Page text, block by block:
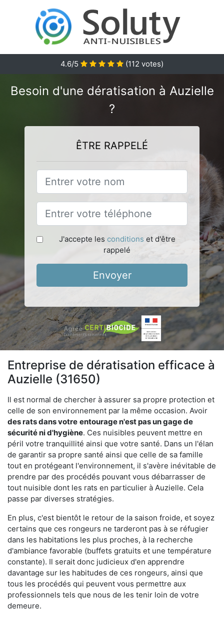
4.6/5 (112 votes)
Besoin d'une dératisation à Auzielle
?
ÊTRE RAPPELÉ
J'accepte les conditions et d'être
rappelé
Envoyer
Entreprise de dératisation efficace à
Auzielle (31650)
Il est normal de chercher à assurer sa propre protection et
celle de son environnement par la même occasion. Avoir
des rats dans votre entourage n'est pas un gage de
sécurité ni d'hygiène. Ces nuisibles peuvent mettre en
péril votre tranquillité ainsi que votre santé. Dans un l'élan
de garantir sa propre santé ainsi que celle de sa famille
tout en protégeant l'environnement, il s'avère inévitable de
prendre par des procédés pouvant vous débarrasser de
tout nuisible dont les rats en particulier à Auzielle. Cela
passe par diverses stratégies.
En plus, c'est bientôt le retour de la saison froide, et soyez
certains que ces rongeurs ne tarderont pas à se réfugier
dans les habitations les plus proches, à la recherche
d'ambiance favorable (buffets gratuits et une température
constante). Il serait donc judicieux d'en apprendre
davantage sur les habitudes de ces rongeurs, ainsi que
tous les procédés qui peuvent vous permettre aux
professionnels tels que nous de les tenir loin de votre
demeure.